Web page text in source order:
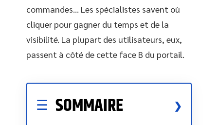
commandes… Les spécialistes savent où
cliquer pour gagner du temps et de la
visibilité. La plupart des utilisateurs, eux,
passent à côté de cette face B du portail.
SOMMAIRE